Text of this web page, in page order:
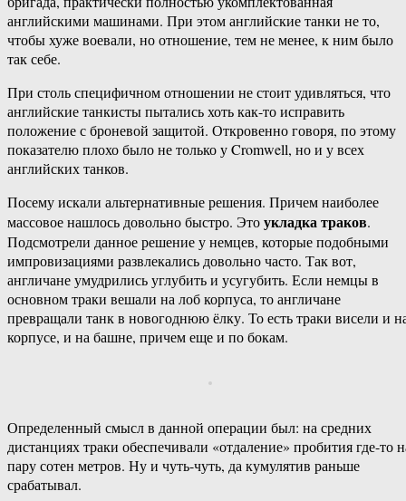
английскими машинами. При этом английские танки не то,
чтобы хуже воевали, но отношение, тем не менее, к ним было
так себе.
При столь специфичном отношении не стоит удивляться, что
английские танкисты пытались хоть как-то исправить
положение с броневой защитой. Откровенно говоря, по этому
показателю плохо было не только у Cromwell, но и у всех
английских танков.
Посему искали альтернативные решения. Причем наиболее
массовое нашлось довольно быстро. Этоукладка траков.
Подсмотрели данное решение у немцев, которые подобными
импровизациями развлекались довольно часто. Так вот,
англичане умудрились углубить и усугубить. Если немцы в
основном траки вешали на лоб корпуса, то англичане
превращали танк в новогоднюю ёлку. То есть траки висели и
корпусе, и на башне, причем еще и по бокам.
Определенный смысл в данной операции был: на средних
дистанциях траки обеспечивали «отдаление» пробития где-то
пару сотен метров. Ну и чуть-чуть, да кумулятив раньше
срабатывал.